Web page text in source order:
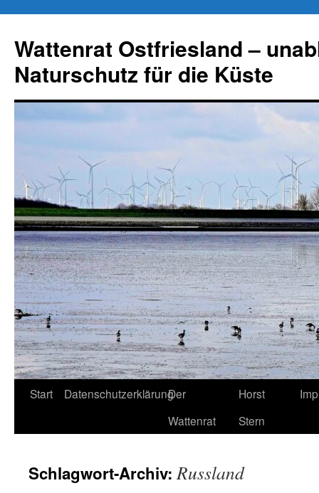
springen
Wattenrat Ostfriesland –
Naturschutz für die Küste
Start DatenschutzerklärungDer
Wattenrat
Horst
Stern
Schlagwort-Archiv:Russland